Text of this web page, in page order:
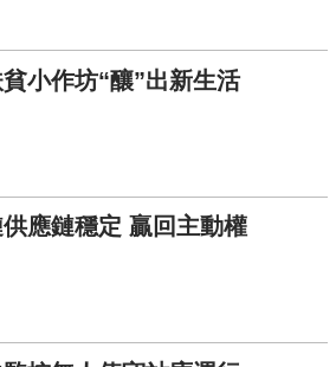
小作坊“釀”出新生活
應鏈穩定 贏回主動權